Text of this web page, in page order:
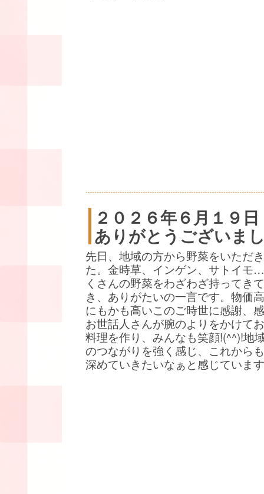
２０２６年６月１９日
ありがとうございま
先日、地域の方から野菜をいただ
た。金時草、インゲン、サトイモ
くさんの野菜をわざわざ持ってき
き、ありがたいの一言です。物価
にもかも高いこのご時世に感謝、
お世話人さんが腕のよりをかけて
料理を作り、みんなも笑顔!(^^)!地
のつながりを強く感じ、これから
深めていきたいなぁと感じていま